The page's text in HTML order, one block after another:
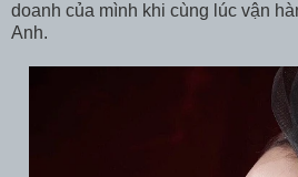
doanh của mình khi cùng lúc vận
Anh.